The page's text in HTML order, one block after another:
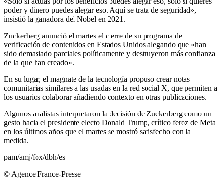
poder y dinero puedes alegar eso. Aquí se trata de seguridad»,
insistió la ganadora del Nobel en 2021.
Zuckerberg anunció el martes el cierre de su programa de
verificación de contenidos en Estados Unidos alegando que «han
sido demasiado parciales políticamente y destruyeron más confianza
de la que han creado».
En su lugar, el magnate de la tecnología propuso crear notas
comunitarias similares a las usadas en la red social X, que permiten a
los usuarios colaborar añadiendo contexto en otras publicaciones.
Algunos analistas interpretaron la decisión de Zuckerberg como un
gesto hacia el presidente electo Donald Trump, crítico feroz de Meta
en los últimos años que el martes se mostró satisfecho con la
medida.
pam/amj/fox/dbh/es
© Agence France-Presse